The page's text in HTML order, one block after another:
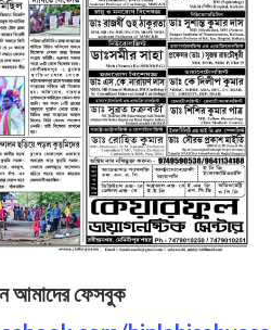
আমাদের ফেসবুক